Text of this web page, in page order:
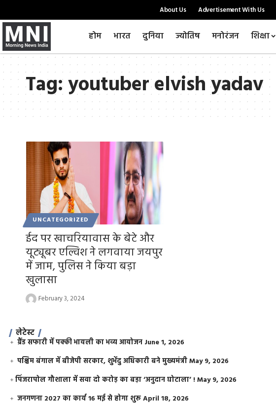
About Us Advertisement With Us
होम भारत दुनिया ज्योतिष मनोरंजन शिक्षा
Tag:youtuber elvish yadav
UNCATEGORIZED
ईद पर खाचरियावास के बेटे और
यूट्यूबर एल्विश ने लगवाया जयपुर
में जाम, पुलिस ने किया बड़ा
खुलासा
February 3, 2024
लेटेस्ट
ग्रैंड सफारी में पक्की भायली का भव्य आयोजन June 1, 2026
पश्चिम बंगाल में बीजेपी सरकार, शुभेंदु अधिकारी बने मुख्यमंत्रीMay 9, 2026
​पिंजरापोल गौशाला में सवा दो करोड़ का बड़ा ‘अनुदान घोटाला’ !May 9, 2026
जनगणना 2027 का कार्य 16 मई से होगा शुरूApril 18, 2026